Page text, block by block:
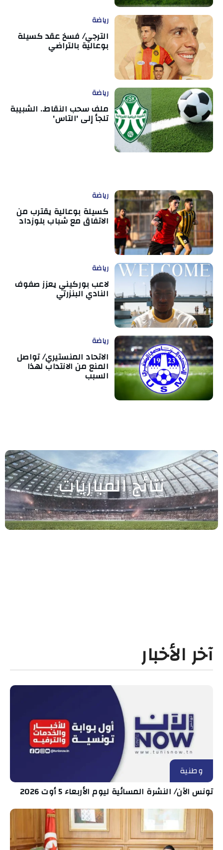
رياضة
الترجي/ فسخ عقد كسيلة
بوعالية بالتراضي
رياضة
ملف سحب النقاط.. الشبيبة
تلجأ إلى 'التاس'
رياضة
كسيلة بوعالية يقترب من
الاتفاق مع شباب بلوزداد
رياضة
لاعب بوركيني يعزز صفوف
النادي البنزرتي
رياضة
الاتحاد المنستيري/ تواصل
المنع من الانتداب لهذا
السبب
نتائج المباريات
آخر الأخبار
وطنية
تونس الآن/ النشرة المسائية ليوم الأربعاء 5 أوت 2026